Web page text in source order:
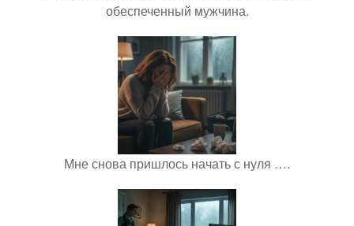
обеспеченный мужчина.
Мне снова пришлось начать с нуля ….